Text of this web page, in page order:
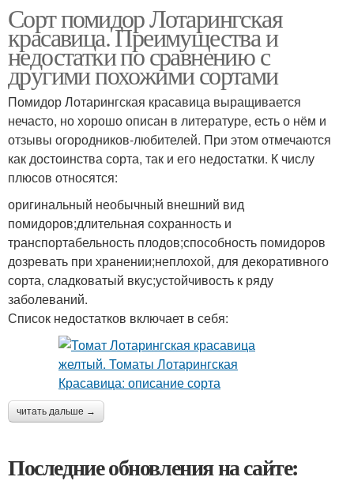
Сорт помидор Лотарингская
красавица. Преимущества и
недостатки по сравнению с
другими похожими сортами
Помидор Лотарингская красавица выращивается
нечасто, но хорошо описан в литературе, есть о нём и
отзывы огородников-любителей. При этом отмечаются
как достоинства сорта, так и его недостатки. К числу
плюсов относятся:
оригинальный необычный внешний вид
помидоров;длительная сохранность и
транспортабельность плодов;способность помидоров
дозревать при хранении;неплохой, для декоративного
сорта, сладковатый вкус;устойчивость к ряду
заболеваний.
Список недостатков включает в себя:
читать дальше →
Последние обновления на сайте: